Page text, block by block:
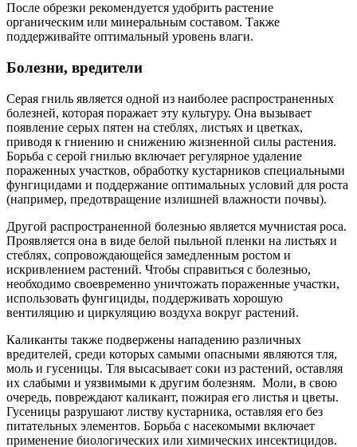
После обрезки рекомендуется удобрить растение
органическим или минеральным составом. Также
поддерживайте оптимальный уровень влаги.
Болезни, вредители
Серая гниль является одной из наиболее распространенных
болезней, которая поражает эту культуру. Она вызывает
появление серых пятен на стеблях, листьях и цветках,
приводя к гниению и снижению жизненной силы растения.
Борьба с серой гнилью включает регулярное удаление
пораженных участков, обработку кустарников специальными
фунгицидами и поддержание оптимальных условий для роста
(например, предотвращение излишней влажности почвы).
Другой распространенной болезнью является мучнистая роса.
Проявляется она в виде белой пыльной пленки на листьях и
стеблях, сопровождающейся замедленным ростом и
искривлением растений. Чтобы справиться с болезнью,
необходимо своевременно уничтожать пораженные участки,
использовать фунгициды, поддерживать хорошую
вентиляцию и циркуляцию воздуха вокруг растений.
Каликанты также подвержены нападению различных
вредителей, среди которых самыми опасными являются тля,
моль и гусеницы. Тля высасывает соки из растений, оставляя
их слабыми и уязвимыми к другим болезням. Моли, в свою
очередь, повреждают каликант, пожирая его листья и цветы.
Гусеницы разрушают листву кустарника, оставляя его без
питательных элементов. Борьба с насекомыми включает
применение биологических или химических инсектицидов.